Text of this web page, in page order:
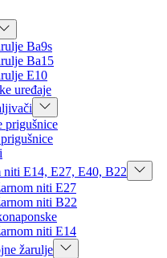
Ba9s
Ba15
E10
uređaje
prigušnice
niti E14, E27, E40, B22
niti E27
niti B22
niti E14
žarulje